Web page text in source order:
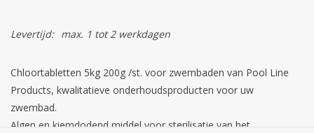
Levertijd: max. 1 tot 2 werkdagen
Chloortabletten 5kg 200g /st. voor zwembaden van Pool Line
Products, kwalitatieve onderhoudsproducten voor uw
zwembad.
Algen en kiemdodend middel voor sterilisatie van het